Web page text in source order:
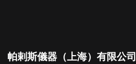
帕剌斯儀器（上海）有限公司